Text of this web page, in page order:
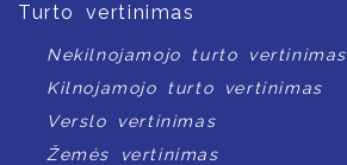
Turto vertinimas
Nekilnojamojo turto vertinimas
Kilnojamojo turto vertinimas
Verslo vertinimas
Žemės vertinimas